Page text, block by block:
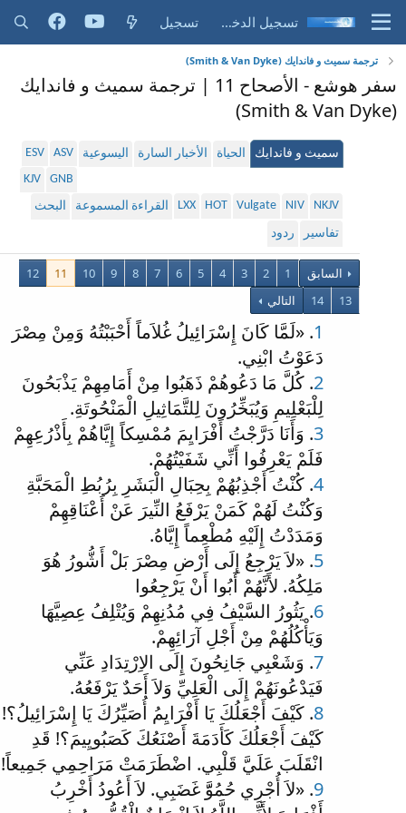
تسجيل الدخول تسجيل
ترجمة سميث و فاندايك (Smith & Van Dyke)
سفر هوشع - الأصحاح 11 | ترجمة سميث و فاندايك
(Smith & Van Dyke)
سميث و فاندايك الحياة الأخبار السارة اليسوعية ASV
ESV
GNB
KJV
NKJV
NIV
Vulgate
HOT
LXX القراءة المسموعة
البحث
تفاسير
ردود
السابق 1
2
3
4
5
6
7
8
9
10
11
12
13
14 التالي
1. «لَمَّا كَانَ إِسْرَائِيلُ غُلاَماً أَحْبَبْتُهُ وَمِنْ مِصْرَ
دَعَوْتُ ابْنِي.
2. كُلَّ مَا دَعُوهُمْ ذَهَبُوا مِنْ أَمَامِهِمْ يَذْبَحُونَ
لِلْبَعْلِيمِ وَيُبَخِّرُونَ لِلتَّمَاثِيلِ الْمَنْحُوتَةِ.
3. وَأَنَا دَرَّجْتُ أَفْرَايِمَ مُمْسِكاً إِيَّاهُمْ بِأَذْرُعِهِمْ
فَلَمْ يَعْرِفُوا أَنِّي شَفَيْتُهُمْ.
4. كُنْتُ أَجْذِبُهُمْ بِحِبَالِ الْبَشَرِ بِرُبُطِ الْمَحَبَّةِ
وَكُنْتُ لَهُمْ كَمَنْ يَرْفَعُ النِّيرَ عَنْ أَعْنَاقِهِمْ
وَمَدَدْتُ إِلَيْهِ مُطْعِماً إِيَّاهُ.
5. «لاَ يَرْجِعُ إِلَى أَرْضِ مِصْرَ بَلْ أَشُّورُ هُوَ
مَلِكُهُ. لأَنَّهُمْ أَبُوا أَنْ يَرْجِعُوا
6. يَثُورُ السَّيْفُ فِي مُدُنِهِمْ وَيُتْلِفُ عِصِيَّهَا
وَيَأْكُلُهُمْ مِنْ أَجْلِ آرَائِهِمْ.
7. وَشَعْبِي جَانِحُونَ إِلَى الاِرْتِدَادِ عَنِّي
فَيَدْعُونَهُمْ إِلَى الْعَلِيِّ وَلاَ أَحَدٌ يَرْفَعُهُ.
8. كَيْفَ أَجْعَلُكَ يَا أَفْرَايِمُ أُصَيِّرُكَ يَا إِسْرَائِيلُ؟!
كَيْفَ أَجْعَلُكَ كَأَدَمَةَ أَصْنَعُكَ كَصَبُويِيمَ؟! قَدِ
انْقَلَبَ عَلَيَّ قَلْبِي. اضْطَرَمَتْ مَرَاحِمِي جَمِيعاً!
9. «لاَ أُجْرِي حُمُوَّّ غَضَبِي. لاَ أَعُودُ أَخْرِبُ